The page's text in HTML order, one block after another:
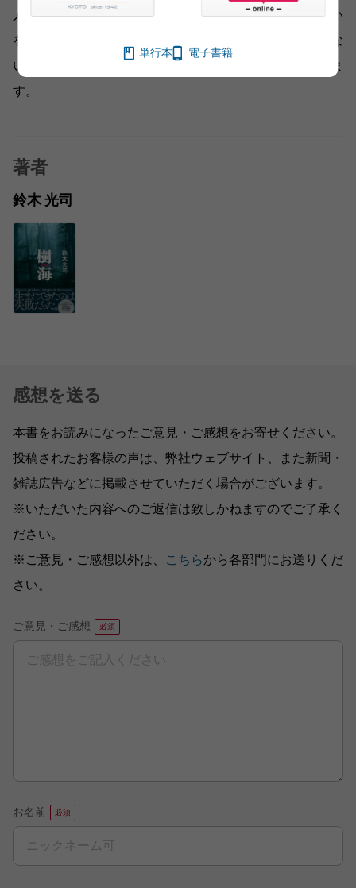
人間は、その恩恵を社会に還元すべきである」という思い
を胸に浮かべるシーンがあります。いまの日本人に足りな
いものだと感じました。この言葉、胸に刻みたいと思いま
す。
著者
鈴木 光司
感想を送る
本書をお読みになったご意見・ご感想をお寄せください。
投稿されたお客様の声は、弊社ウェブサイト、また新聞・
雑誌広告などに掲載させていただく場合がございます。
※いただいた内容へのご返信は致しかねますのでご了承く
ださい。
※ご意見・ご感想以外は、
こちらから各部門にお送りくだ
さい。
ご意見・ご感想
お名前
単行本 電子書籍